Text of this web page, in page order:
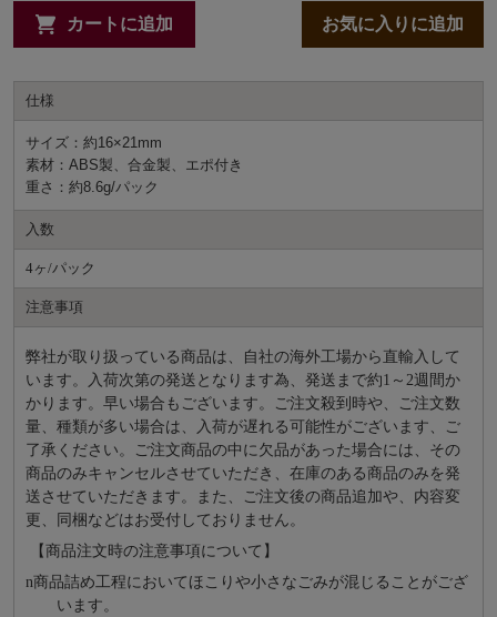
カートに追加 お気に入りに追加
仕様
サイズ：約16×21mm
素材：ABS製、合金製、エポ付き
重さ：約8.6g/パック
入数
4ヶ/パック
注意事項
弊社が取り扱っている商品は、自社の海外工場から直輸入して
います。入荷次第の発送となります為、発送まで約1～2週間か
かります。早い場合もございます。ご注文殺到時や、ご注文数
量、種類が多い場合は、入荷が遅れる可能性がございます、ご
了承ください。ご注文商品の中に欠品があった場合には、その
商品のみキャンセルさせていただき、在庫のある商品のみを発
送させていただきます。また、ご注文後の商品追加や、内容変
更、同梱などはお受付しておりません。
【商品注文時の注意事項について】
n商品詰め⼯程においてほこりや⼩さなごみが混じることがござ
います。